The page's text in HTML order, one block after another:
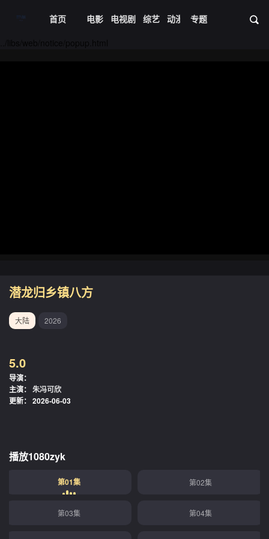
首页 电影 电视剧 综艺 动漫 短剧大全 资
专题
潜龙归乡镇八方
大陆 2026
5.0
导演：
主演： 朱冯可欣
更新： 2026-06-03
播放1080zyk
第01集 第02集
第03集 第04集